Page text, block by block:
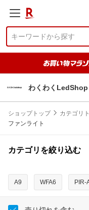
わくわくLedShop
ショップトップ カテゴリ
ファンライト
カテゴリを絞り込む
A9 WFA6 PIR-